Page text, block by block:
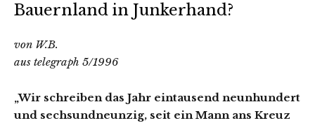
Bauernland in Junkerhand?
von W.B.
aus telegraph 5/1996
„Wir schreiben das Jahr eintausend neunhundert
und sechsundneunzig, seit ein Mann ans Kreuz